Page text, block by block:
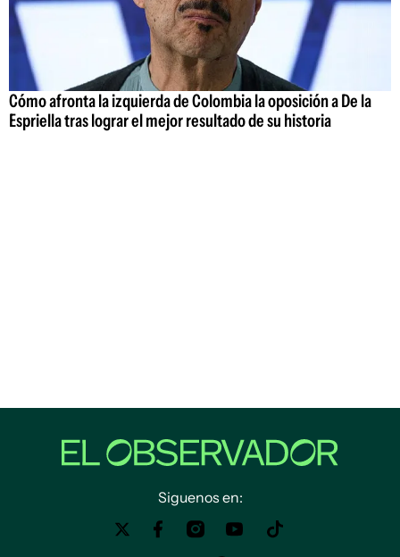
Cómo afronta la izquierda de Colombia la oposición a De la
Espriella tras lograr el mejor resultado de su historia
Siguenos en: